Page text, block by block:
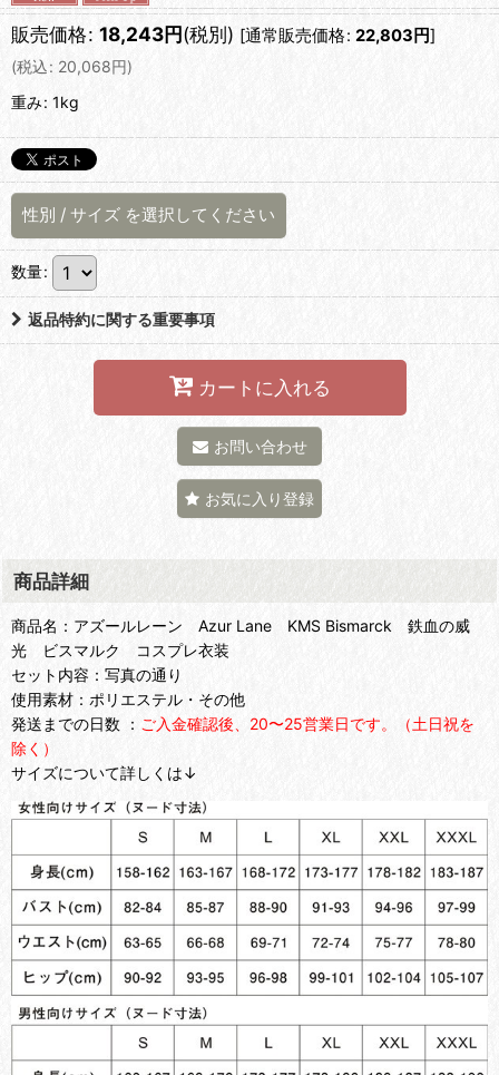
販売価格: 18,243円(税別) [通常販売価格: 22,803 円]
(税込: 20,068円)
重み: 1kg
性別 / サイズ を選択してください
数量:
返品特約に関する重要事項
カートに入れる
お問い合わせ
お気に入り登録
商品詳細
商品名：アズールレーン Azur Lane KMS Bismarck 鉄血の威
光 ビスマルク コスプレ衣装
セット内容：写真の通り
使用素材：ポリエステル・その他
発送までの日数 ： ご入金確認後、20〜25営業日です。（土日祝を
除く）
サイズについて詳しくは↓